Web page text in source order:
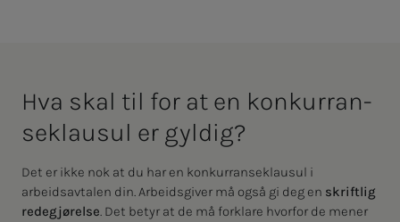
Hva skal til for at en kon­kur­ran­­
se­klau­sul er gyl­­­dig?
Det er ikke nok at du har en konkurranseklausul i
arbeidsavtalen din. Arbeidsgiver må også gi deg en skriftlig
redegjørelse. Det betyr at de må forklare hvorfor de mener